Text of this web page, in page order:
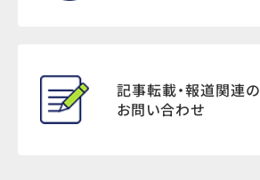
記事転載・報道関連の
お問い合わせ